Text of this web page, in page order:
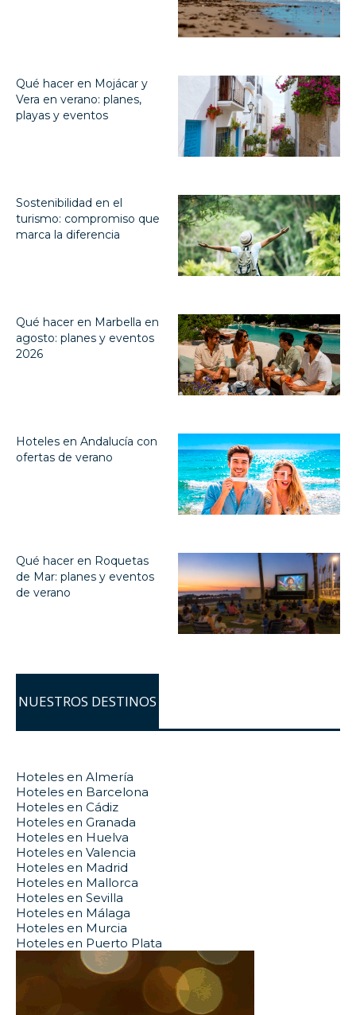
Qué hacer en Mojácar y
Vera en verano: planes,
playas y eventos
Sostenibilidad en el
turismo: compromiso que
marca la diferencia
Qué hacer en Marbella en
agosto: planes y eventos
2026
Hoteles en Andalucía con
ofertas de verano
Qué hacer en Roquetas
de Mar: planes y eventos
de verano
NUESTROS DESTINOS
Hoteles en Almería
Hoteles en Barcelona
Hoteles en Cádiz
Hoteles en Granada
Hoteles en Huelva
Hoteles en Valencia
Hoteles en Madrid
Hoteles en Mallorca
Hoteles en Sevilla
Hoteles en Málaga
Hoteles en Murcia
Hoteles en Puerto Plata